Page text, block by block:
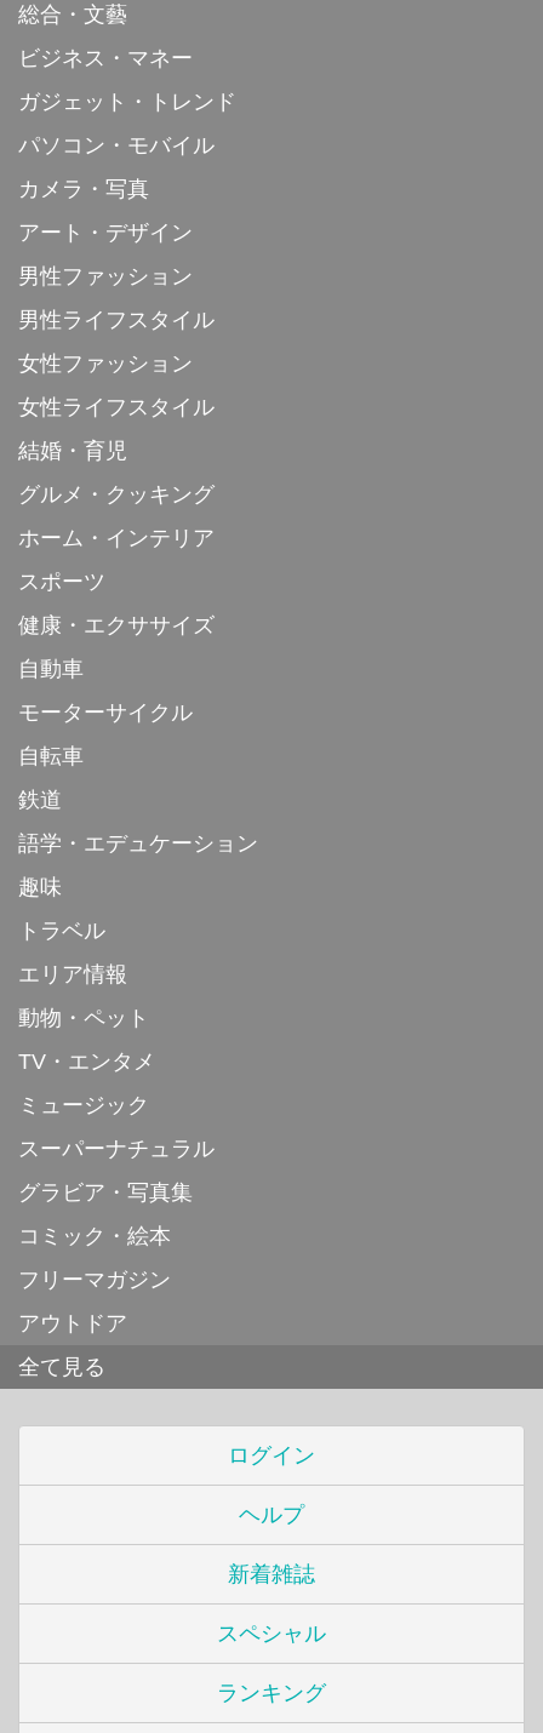
総合・文藝
ビジネス・マネー
ガジェット・トレンド
パソコン・モバイル
カメラ・写真
アート・デザイン
男性ファッション
男性ライフスタイル
女性ファッション
女性ライフスタイル
結婚・育児
グルメ・クッキング
ホーム・インテリア
スポーツ
健康・エクササイズ
自動車
モーターサイクル
自転車
鉄道
語学・エデュケーション
趣味
トラベル
エリア情報
動物・ペット
TV・エンタメ
ミュージック
スーパーナチュラル
グラビア・写真集
コミック・絵本
フリーマガジン
アウトドア
全て見る
ログイン
ヘルプ
新着雑誌
スペシャル
ランキング